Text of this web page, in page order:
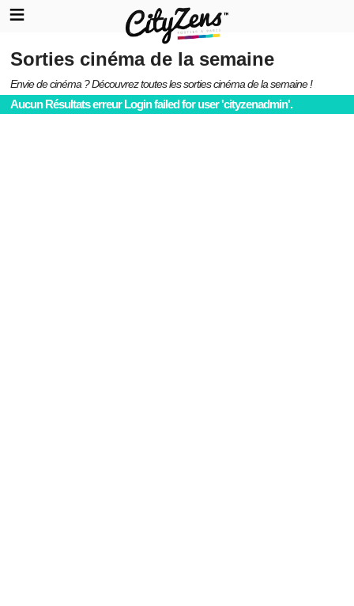
Sorties cinéma de la semaine
Envie de cinéma ? Découvrez toutes les sorties cinéma de la semaine !
Aucun Résultats erreur Login failed for user 'cityzenadmin'.